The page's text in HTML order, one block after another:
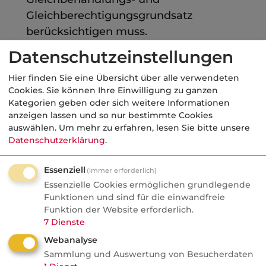
Gleichberechtigungsgrundsatz
berücksichtigen muss.
erzwingbare
Mitbestimmungsrechte
Der Betriebsrat als gewählte
Interessenvertretung der Arbeitnehmer hat
mitzubestimmen über die Form, die
Ausgestaltung und Verwaltung von
betrieblichen Sozialleistungen. Der Betriebsrat
vertritt alle aktiven Arbeitnehmer und nicht
die ausgeschiedenen Arbeitnehmer, leitende
Angestellte sowie Organmitglieder juristischer
Personen.
Die erzwingbaren Mitbestimmungsrechte
Datenschutzeinstellungen
Hier finden Sie eine Übersicht über alle verwendeten
Cookies. Sie können Ihre Einwilligung zu ganzen
Kategorien geben oder sich weitere Informationen
anzeigen lassen und so nur bestimmte Cookies
auswählen. Um mehr zu erfahren, lesen Sie bitte unsere
Datenschutzerklärung.
Essenziell (immer erforderlich)
Essenzielle Cookies ermöglichen grundlegende
Funktionen und sind für die einwandfreie
Funktion der Website erforderlich.
7 Dienste
Webanalyse
Sammlung und Auswertung von Besucherdaten